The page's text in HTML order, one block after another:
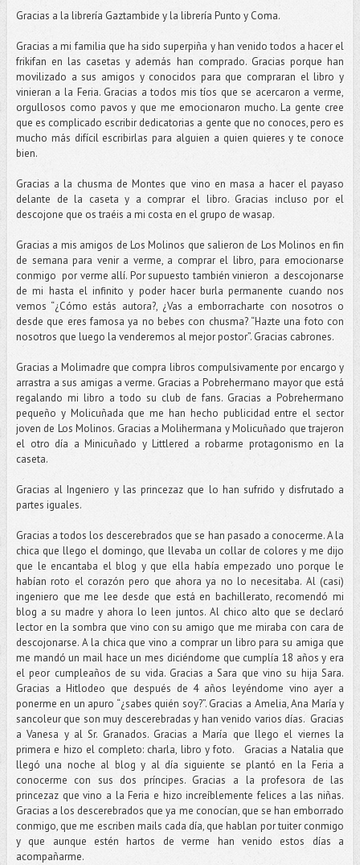
Gracias a la librería Gaztambide y la librería Punto y Coma.
Gracias a mi familia que ha sido superpiña y han venido todos a hacer el
frikifan en las casetas y además han comprado. Gracias porque han
movilizado a sus amigos y conocidos para que compraran el libro y
vinieran a la Feria. Gracias a todos mis tíos que se acercaron a verme,
orgullosos como pavos y que me emocionaron mucho. La gente cree
que es complicado escribir dedicatorias a gente que no conoces, pero es
mucho más difícil escribirlas para alguien a quien quieres y te conoce
bien.
Gracias a la chusma de Montes que vino en masa a hacer el payaso
delante de la caseta y a comprar el libro. Gracias incluso por el
descojone que os traéis a mi costa en el grupo de wasap.
Gracias a mis amigos de Los Molinos que salieron de Los Molinos en fin
de semana para venir a verme, a comprar el libro, para emocionarse
conmigo por verme allí. Por supuesto también vinieron a descojonarse
de mi hasta el infinito y poder hacer burla permanente cuando nos
vemos “¿Cómo estás autora?, ¿Vas a emborracharte con nosotros o
desde que eres famosa ya no bebes con chusma? “Hazte una foto con
nosotros que luego la venderemos al mejor postor”. Gracias cabrones.
Gracias a Molimadre que compra libros compulsivamente por encargo y
arrastra a sus amigas a verme. Gracias a Pobrehermano mayor que está
regalando mi libro a todo su club de fans. Gracias a Pobrehermano
pequeño y Molicuñada que me han hecho publicidad entre el sector
joven de Los Molinos. Gracias a Molihermana y Molicuñado que trajeron
el otro día a Minicuñado y Littlered a robarme protagonismo en la
caseta.
Gracias al Ingeniero y las princezaz que lo han sufrido y disfrutado a
partes iguales.
Gracias a todos los descerebrados que se han pasado a conocerme. A la
chica que llego el domingo, que llevaba un collar de colores y me dijo
que le encantaba el blog y que ella había empezado uno porque le
habían roto el corazón pero que ahora ya no lo necesitaba. Al (casi)
ingeniero que me lee desde que está en bachillerato, recomendó mi
blog a su madre y ahora lo leen juntos. Al chico alto que se declaró
lector en la sombra que vino con su amigo que me miraba con cara de
descojonarse. A la chica que vino a comprar un libro para su amiga que
me mandó un mail hace un mes diciéndome que cumplía 18 años y era
el peor cumpleaños de su vida. Gracias a Sara que vino su hija Sara.
Gracias a Hitlodeo que después de 4 años leyéndome vino ayer a
ponerme en un apuro “¿sabes quién soy?”. Gracias a Amelia, Ana María y
sancoleur que son muy descerebradas y han venido varios días. Gracias
a Vanesa y al Sr. Granados. Gracias a María que llego el viernes la
primera e hizo el completo: charla, libro y foto. Gracias a Natalia que
llegó una noche al blog y al día siguiente se plantó en la Feria a
conocerme con sus dos príncipes. Gracias a la profesora de las
princezaz que vino a la Feria e hizo increíblemente felices a las niñas.
Gracias a los descerebrados que ya me conocían, que se han emborrado
conmigo, que me escriben mails cada día, que hablan por tuiter conmigo
y que aunque estén hartos de verme han venido estos días a
acompañarme.